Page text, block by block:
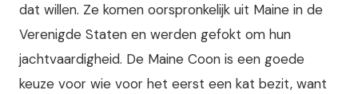
dat willen. Ze komen oorspronkelijk uit Maine in de
Verenigde Staten en werden gefokt om hun
jachtvaardigheid. De Maine Coon is een goede
keuze voor wie voor het eerst een kat bezit, want